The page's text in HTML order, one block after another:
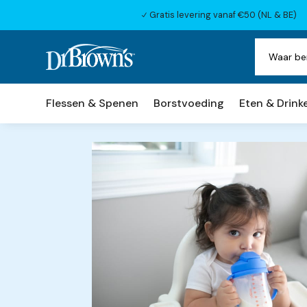
N Gratis levering vanaf €50 (NL & BE)
Flessen & Spenen Borstvoeding Eten &